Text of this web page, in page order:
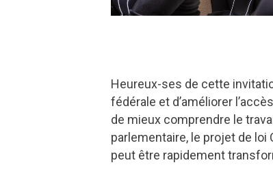
Heureux-ses de cette
fédérale et d’améliorer
de mieux comprendre le
parlementaire, le projet de loi
peut être rapidement